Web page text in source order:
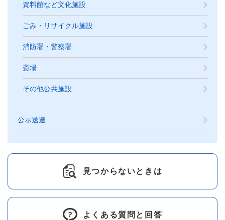
資料館など文化施設
ごみ・リサイクル施設
消防署・警察署
斎場
その他公共施設
公示送達
見つからないときは
よくある質問と回答